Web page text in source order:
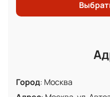
Город: Москва